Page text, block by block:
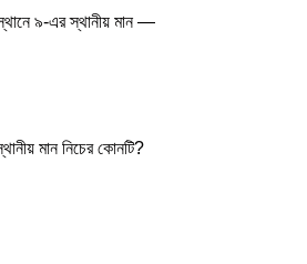
৯-এর স্থানীয় মান —
মান নিচের কোনটি?